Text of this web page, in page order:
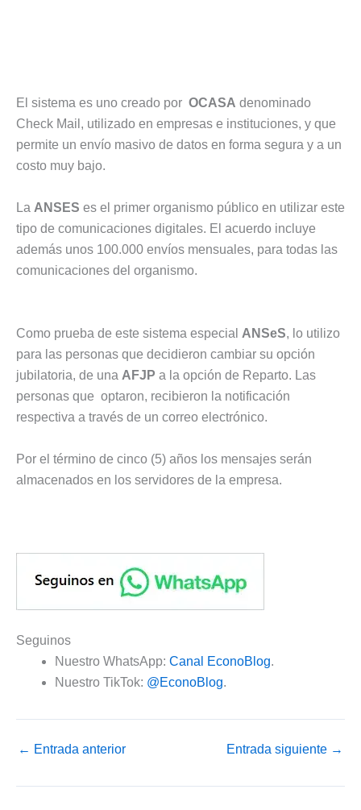
El sistema es uno creado por OCASA denominado
Check Mail, utilizado en empresas e instituciones, y que
permite un envío masivo de datos en forma segura y a un
costo muy bajo.
La ANSES es el primer organismo público en utilizar este
tipo de comunicaciones digitales. El acuerdo incluye
además unos 100.000 envíos mensuales, para todas las
comunicaciones del organismo.
Como prueba de este sistema especial ANSeS, lo utilizo
para las personas que decidieron cambiar su opción
jubilatoria, de una AFJP a la opción de Reparto. Las
personas que optaron, recibieron la notificación
respectiva a través de un correo electrónico.
Por el término de cinco (5) años los mensajes serán
almacenados en los servidores de la empresa.
Seguinos
Nuestro WhatsApp: Canal EconoBlog.
Nuestro TikTok: @EconoBlog.
← Entrada anterior Entrada siguiente →